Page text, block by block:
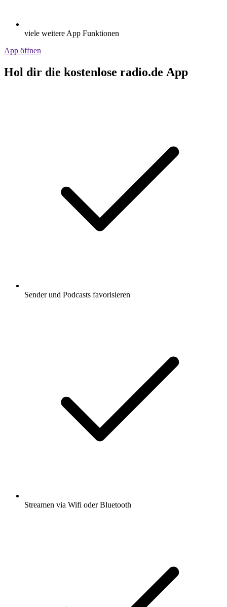
viele weitere App Funktionen
App öffnen
Hol dir die kostenlose radio.de App
Sender und Podcasts favorisieren
Streamen via Wifi oder Bluetooth